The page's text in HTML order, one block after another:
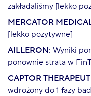
zakładaliśmy [lekko
MERCATOR
[lekko pozytywne]
AILLERON: Wyniki
ponownie strata w
CAPTOR
wdrożony do 1 fazy